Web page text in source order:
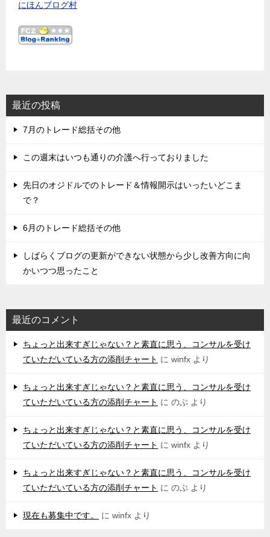
にほんブログ村
最近の投稿
7月のトレード総括その他
この週末はいつも通りの介護へ行っておりました
先日のオジドルでのトレード＆情報開示はいったいどこま
で？
6月のトレード総括その他
しばらくブログの更新ができない状態から少し改善方向に向
かいつつ思ったこと
最近のコメント
ちょっと出来すぎじゃない？と素直に思う、コンサルを受け
ていただいている方の添削チャート に winfx より
ちょっと出来すぎじゃない？と素直に思う、コンサルを受け
ていただいている方の添削チャート に のぶ より
ちょっと出来すぎじゃない？と素直に思う、コンサルを受け
ていただいている方の添削チャート に winfx より
ちょっと出来すぎじゃない？と素直に思う、コンサルを受け
ていただいている方の添削チャート に のぶ より
現在も募集中です。 に winfx より